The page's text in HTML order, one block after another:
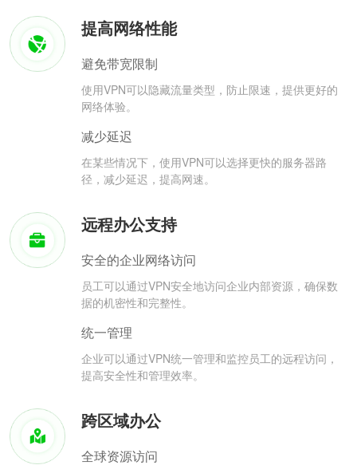
提高网络性能
避免带宽限制
使用VPN可以隐藏流量类型，防止限速，提供更好的
网络体验。
减少延迟
在某些情况下，使用VPN可以选择更快的服务器路
径，减少延迟，提高网速。
远程办公支持
安全的企业网络访问
员工可以通过VPN安全地访问企业内部资源，确保数
据的机密性和完整性。
统一管理
企业可以通过VPN统一管理和监控员工的远程访问，
提高安全性和管理效率。
跨区域办公
全球资源访问